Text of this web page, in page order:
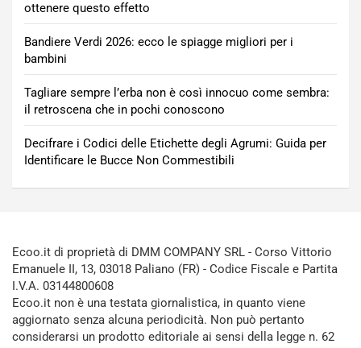
ottenere questo effetto
Bandiere Verdi 2026: ecco le spiagge migliori per i
bambini
Tagliare sempre l’erba non è così innocuo come sembra:
il retroscena che in pochi conoscono
Decifrare i Codici delle Etichette degli Agrumi: Guida per
Identificare le Bucce Non Commestibili
Ecoo.it di proprietà di DMM COMPANY SRL - Corso Vittorio
Emanuele II, 13, 03018 Paliano (FR) - Codice Fiscale e Partita
I.V.A. 03144800608
Ecoo.it non è una testata giornalistica, in quanto viene
aggiornato senza alcuna periodicità. Non può pertanto
considerarsi un prodotto editoriale ai sensi della legge n. 62